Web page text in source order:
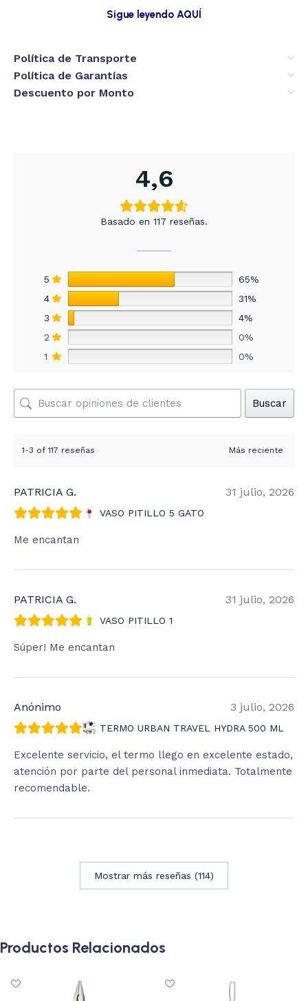
Sigue leyendo AQUÍ
Política de Transporte
Política de Garantías
Descuento por Monto
4,6
Basado en 117 reseñas.
5
65%
4
31%
3
4%
2
0%
1
0%
Buscar
1-3 of 117 reseñas
PATRICIA G. 31 julio, 2026
VASO PITILLO 5 GATO
Me encantan
PATRICIA G. 31 julio, 2026
VASO PITILLO 1
Súper! Me encantan
Anónimo 3 julio, 2026
TERMO URBAN TRAVEL HYDRA 500 ML
Excelente servicio, el termo llego en excelente estado,
atención por parte del personal inmediata. Totalmente
recomendable.
Mostrar más reseñas (114)
Productos Relacionados